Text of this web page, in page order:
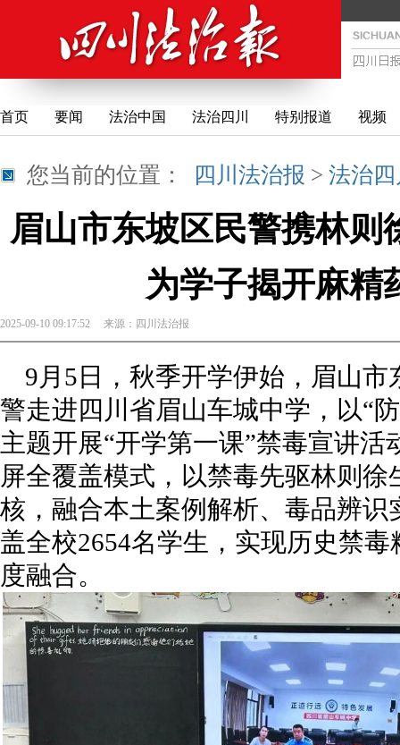
首页 要闻 法治中国 法治四川 特别报道 视频
您当前的位置： 四川法治报 > 法治
眉山市东坡区民警携林则
为学子揭开麻精
2025-09-10 09:17:52 来源： 四川法治报
9月5日，秋季开学伊始，眉山
警走进四川省眉山车城中学，以“
主题开展“开学第一课”禁毒宣讲
屏全覆盖模式，以禁毒先驱林则
核，融合本土案例解析、毒品辨
盖全校2654名学生，实现历史禁
度融合。